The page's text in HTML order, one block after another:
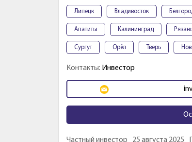
Липецк Владивосток
Апатиты Калининград
Сургут Орёл Тверь
Контакты: Инвестор
Частный инвестор 25 августа 2025